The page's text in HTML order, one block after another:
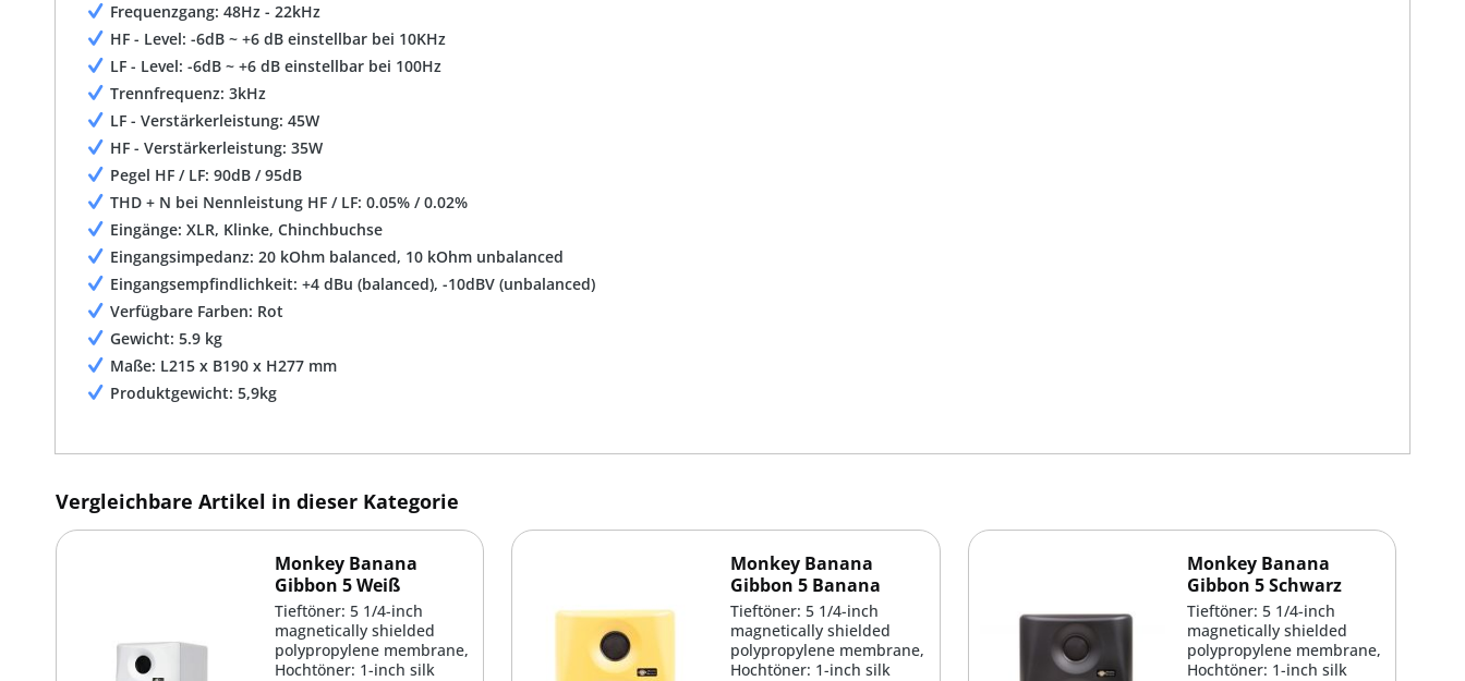
Frequenzgang: 48Hz - 22kHz
HF - Level: -6dB ~ +6 dB einstellbar bei 10KHz
LF - Level: -6dB ~ +6 dB einstellbar bei 100Hz
Trennfrequenz: 3kHz
LF - Verstärkerleistung: 45W
HF - Verstärkerleistung: 35W
Pegel HF / LF: 90dB / 95dB
THD + N bei Nennleistung HF / LF: 0.05% / 0.02%
Eingänge: XLR, Klinke, Chinchbuchse
Eingangsimpedanz: 20 kOhm balanced, 10 kOhm unbalanced
Eingangsempfindlichkeit: +4 dBu (balanced), -10dBV (unbalanced)
Verfügbare Farben: Rot
Gewicht: 5.9 kg
Maße: L215 x B190 x H277 mm
Produktgewicht: 5,9kg
Vergleichbare Artikel in dieser Kategorie
Monkey Banana
Gibbon 5 Weiß
Tieftöner: 5 1/4-inch
magnetically shielded
polypropylene membrane,
Hochtöner: 1-inch silk
Monkey Banana
Gibbon 5 Banana
Tieftöner: 5 1/4-inch
magnetically shielded
polypropylene membrane,
Hochtöner: 1-inch silk
Monkey Banana
Gibbon 5 Schwarz
Tieftöner: 5 1/4-inch
magnetically shielded
polypropylene membrane,
Hochtöner: 1-inch silk